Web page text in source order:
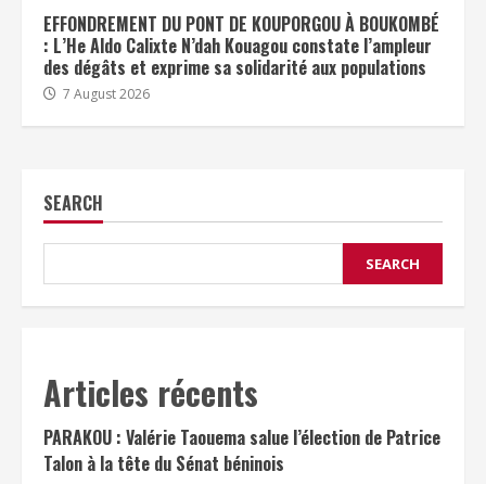
EFFONDREMENT DU PONT DE KOUPORGOU À BOUKOMBÉ
: L’He Aldo Calixte N’dah Kouagou constate l’ampleur
des dégâts et exprime sa solidarité aux populations
7 August 2026
SEARCH
SEARCH
Articles récents
PARAKOU : Valérie Taouema salue l’élection de Patrice
Talon à la tête du Sénat béninois